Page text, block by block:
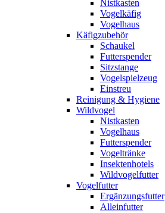
Nistkasten
Vogelkäfig
Vogelhaus
Käfigzubehör
Schaukel
Futterspender
Sitzstange
Vogelspielzeug
Einstreu
Reinigung & Hygiene
Wildvogel
Nistkasten
Vogelhaus
Futterspender
Vogeltränke
Insektenhotels
Wildvogelfutter
Vogelfutter
Ergänzungsfutter
Alleinfutter